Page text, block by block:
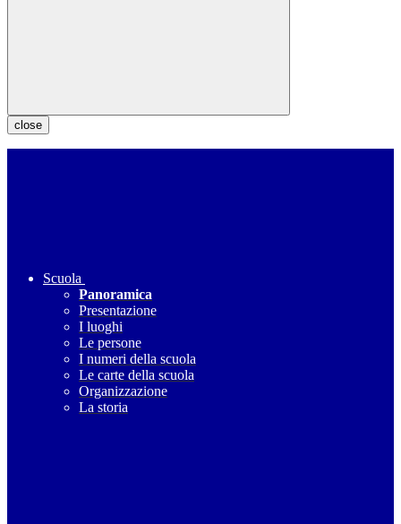
close
Scuola
Panoramica
Presentazione
I luoghi
Le persone
I numeri della scuola
Le carte della scuola
Organizzazione
La storia